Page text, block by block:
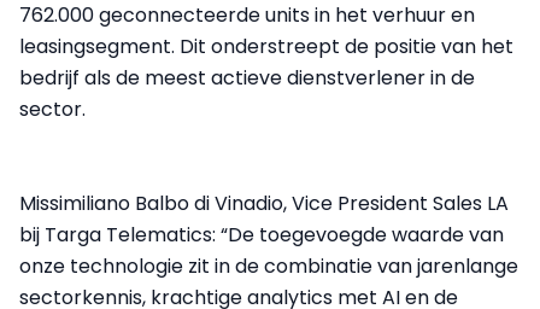
762.000 geconnecteerde units in het verhuur en
leasingsegment. Dit onderstreept de positie van het
bedrijf als de meest actieve dienstverlener in de
sector.
Missimiliano Balbo di Vinadio, Vice President Sales LA
bij Targa Telematics: “De toegevoegde waarde van
onze technologie zit in de combinatie van jarenlange
sectorkennis, krachtige analytics met AI en de